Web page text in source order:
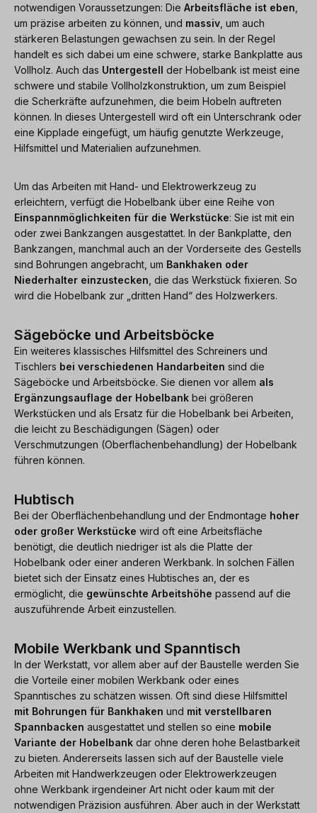
notwendigen Voraussetzungen: Die Arbeitsfläche ist eben
um präzise arbeiten zu können, und massiv , um auch
stärkeren Belastungen gewachsen zu sein. In der Regel
handelt es sich dabei um eine schwere, starke Bankplatte aus
Vollholz. Auch das Untergestell der Hobelbank ist meist eine
schwere und stabile Vollholzkonstruktion, um zum Beispiel
die Scherkräfte aufzunehmen, die beim Hobeln auftreten
können. In dieses Untergestell wird oft ein Unterschrank oder
eine Kipplade eingefügt, um häufig genutzte Werkzeuge,
Hilfsmittel und Materialien aufzunehmen.
Um das Arbeiten mit Hand- und Elektrowerkzeug zu
erleichtern, verfügt die Hobelbank über eine Reihe von
Einspannmöglichkeiten für die Werkstücke: Sie ist mit ein
oder zwei Bankzangen ausgestattet. In der Bankplatte, den
Bankzangen, manchmal auch an der Vorderseite des Gestells
sind Bohrungen angebracht, um Bankhaken oder
Niederhalter einzustecken , die das Werkstück fixieren. So
wird die Hobelbank zur „dritten Hand“ des Holzwerkers.
Sägeböcke und Arbeitsböcke
Ein weiteres klassisches Hilfsmittel des Schreiners und
Tischlers bei verschiedenen Handarbeiten sind die
Sägeböcke und Arbeitsböcke. Sie dienen vor allem als
Ergänzungsauflage der Hobelbank bei größeren
Werkstücken und als Ersatz für die Hobelbank bei Arbeiten,
die leicht zu Beschädigungen (Sägen) oder
Verschmutzungen (Oberflächenbehandlung) der Hobelbank
führen können.
Hubtisch
Bei der Oberflächenbehandlung und der Endmontage hoher
oder großer Werkstücke wird oft eine Arbeitsfläche
benötigt, die deutlich niedriger ist als die Platte der
Hobelbank oder einer anderen Werkbank. In solchen Fällen
bietet sich der Einsatz eines Hubtisches an, der es
ermöglicht, die gewünschte Arbeitshöhe passend auf die
auszuführende Arbeit einzustellen.
Mobile Werkbank und Spanntisch
In der Werkstatt, vor allem aber auf der Baustelle werden Sie
die Vorteile einer mobilen Werkbank oder eines
Spanntisches zu schätzen wissen. Oft sind diese Hilfsmittel
mit Bohrungen für Bankhaken und mit verstellbaren
Spannbacken ausgestattet und stellen so eine mobile
Variante der Hobelbank dar ohne deren hohe Belastbarkeit
zu bieten. Andererseits lassen sich auf der Baustelle viele
Arbeiten mit Handwerkzeugen oder Elektrowerkzeugen
ohne Werkbank irgendeiner Art nicht oder kaum mit der
notwendigen Präzision ausführen. Aber auch in der Werkstatt